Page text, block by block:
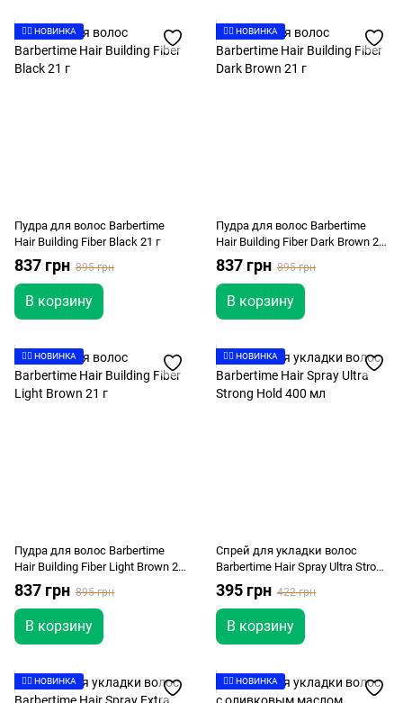
👉🏻 НОВИНКА
Пудра для волос Barbertime
Hair Building Fiber Black 21 г
837 грн 895 грн
В корзину
👉🏻 НОВИНКА
Пудра для волос Barbertime
Hair Building Fiber Dark Brown 21
г
837 грн 895 грн
В корзину
👉🏻 НОВИНКА
Пудра для волос Barbertime
Hair Building Fiber Light Brown 21
г
837 грн 895 грн
В корзину
👉🏻 НОВИНКА
Спрей для укладки волос
Barbertime Hair Spray Ultra Strong
Hold 400 мл
395 грн 422 грн
В корзину
👉🏻 НОВИНКА 👉🏻 НОВИНКА